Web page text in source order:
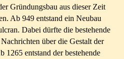
Gründungsbau aus dieser Zeit
Ab 949 entstand ein Neubau
Dabei dürfte die bestehende
über die Gestalt der
1265 entstand der bestehende